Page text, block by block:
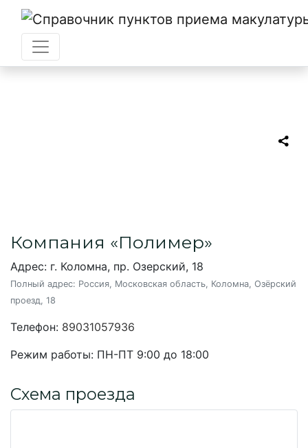
Компания «Полимер»
Адрес: г. Коломна, пр. Озерский, 18
Полный адрес: Россия, Московская область, Коломна, Озёрский
проезд, 18
Телефон: 89031057936
Режим работы: ПН-ПТ 9:00 до 18:00
Схема проезда